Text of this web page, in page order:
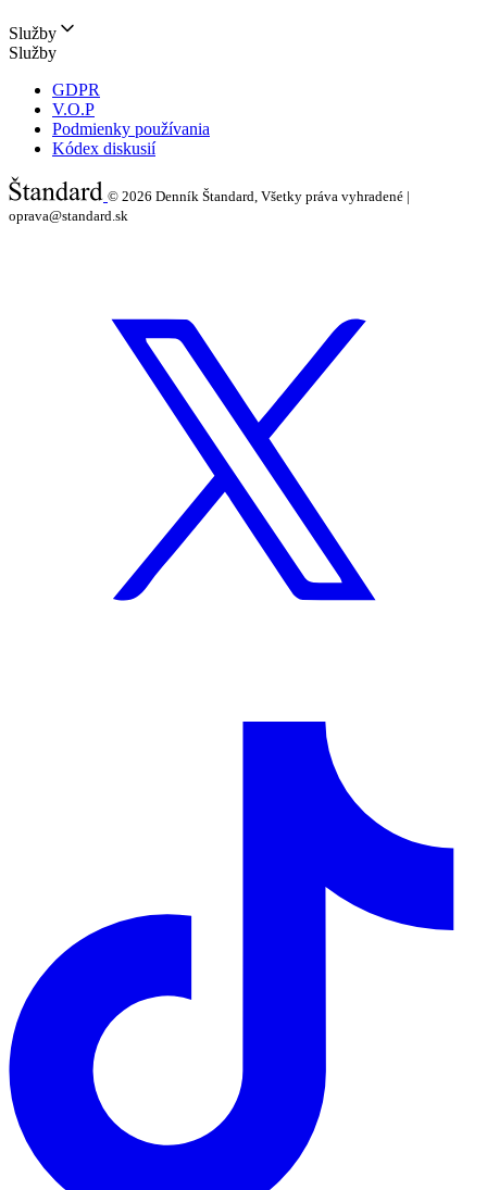
Služby
Služby
GDPR
V.O.P
Podmienky používania
Kódex diskusií
© 2026 Denník Štandard, Všetky práva vyhradené |
oprava@standard.sk